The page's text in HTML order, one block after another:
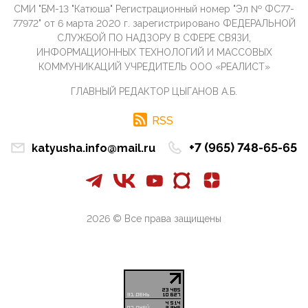
09:40, 10 Апреля 2026
Честно говоря, ситуация с продвижением через
российские крупнейшие СМИ персоны Эррола
Маска (отца Ил...
Те, кто стоят за массовым завозом в Россию
Благодаря знакомым, стали известны подробности
захватил "малое небо" на украинском ТВД.
В Национальной системе платежных карт (НСПК)
заботливо уточниили, что ИНН при переводах по
СМИ "БМ-13 "Катюша" Регистрационный номер "Эл № ФС77-
77972" от 6 марта 2020 г. зарегистрировано ФЕДЕРАЛЬНОЙ
СЛУЖБОЙ ПО НАДЗОРУ В СФЕРЕ СВЯЗИ,
ИНФОРМАЦИОННЫХ ТЕХНОЛОГИЙ И МАССОВЫХ
КОММУНИКАЦИЙ УЧРЕДИТЕЛЬ ООО «РЕАЛИСТ»
ГЛАВНЫЙ РЕДАКТОР ЦЫГАНОВ А.Б.
RSS
katyusha.info@mail.ru +7 (965) 748-65-65
2026 © Все права защищены